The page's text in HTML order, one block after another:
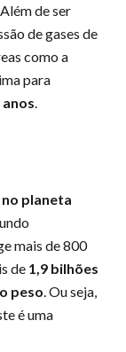
de ser
de gases de
como a
para
.
planeta
mais de 800
de 1,9 bilhões
peso. Ou seja,
é uma